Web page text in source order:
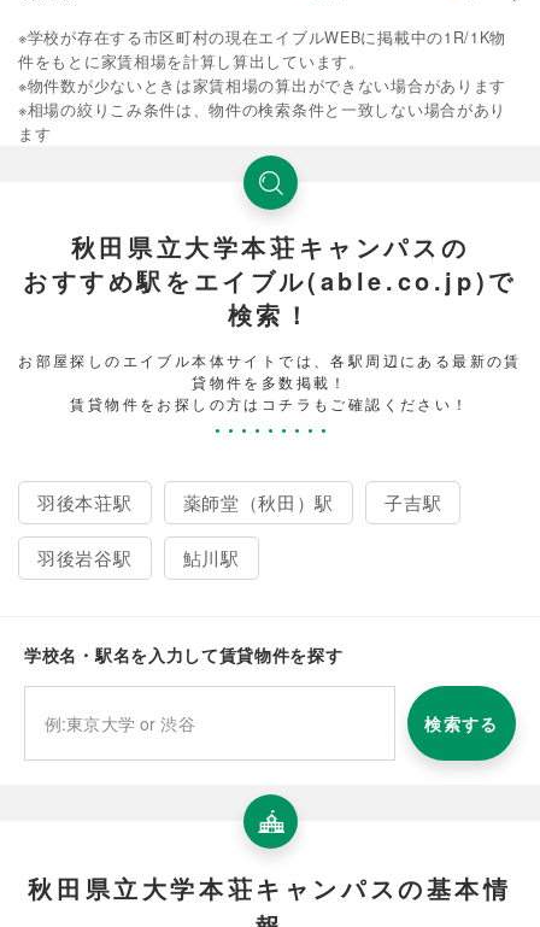
※学校が存在する市区町村の現在エイブルWEBに掲載中の1R/1K物
件をもとに家賃相場を計算し算出しています。
※物件数が少ないときは家賃相場の算出ができない場合があります
※相場の絞りこみ条件は、物件の検索条件と一致しない場合があり
ます
秋田県立大学本荘キャンパスの
おすすめ駅をエイブル(able.co.jp)で
検索！
お部屋探しのエイブル本体サイトでは、各駅周辺にある最新の賃
貸物件を多数掲載！
賃貸物件をお探しの方はコチラもご確認ください！
羽後本荘駅 薬師堂（秋田）駅 子吉駅
羽後岩谷駅 鮎川駅
学校名・駅名を入力して賃貸物件を探す
検索する
秋田県立大学本荘キャンパスの基本情